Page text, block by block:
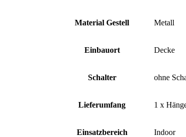
Material Gestell Metall
Einbauort Decke
Schalter ohne
Lieferumfang 1 x
Einsatzbereich Indoor